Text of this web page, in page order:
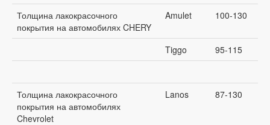
Толщина лакокрасочного
покрытия на автомобилях CHERY
Amulet 100-130
Tiggo 95-115
Толщина лакокрасочного
покрытия на автомобилях
Chevrolet
Lanos 87-130